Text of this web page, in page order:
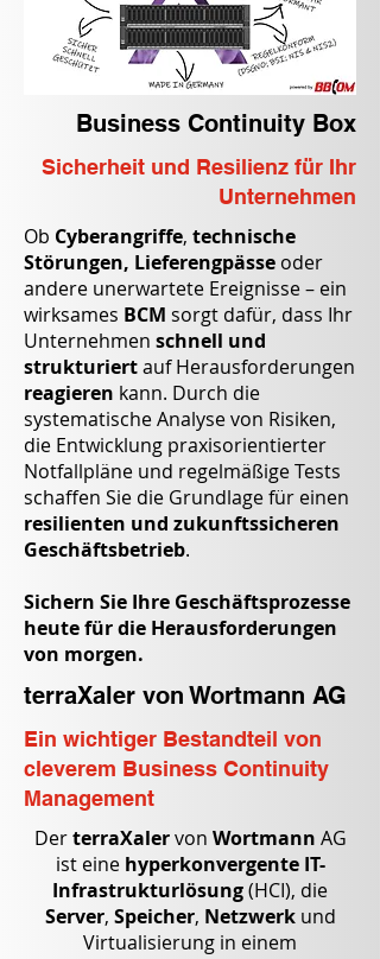
Business Continuity Box
Sicherheit und Resilienz für Ihr
Unternehmen
Ob Cyberangriffe, technische
Störungen, Lieferengpässe oder
andere unerwartete Ereignisse – ein
wirksames BCM sorgt dafür, dass Ihr
Unternehmen schnell und
strukturiertauf Herausforderungen
reagieren kann. Durch die
systematische Analyse von Risiken,
die Entwicklung praxisorientierter
Notfallpläne und regelmäßige Tests
schaffen Sie die Grundlage für einen
resilienten und zukunftssicheren
Geschäftsbetrieb.
Sichern Sie Ihre Geschäftsprozesse
heute für die Herausforderungen
von morgen.
terraXaler von Wortmann AG
Ein wichtiger Bestandteil von
cleverem Business Continuity
Management
DerterraXalervon Wortmann AG
ist eine hyperkonvergente IT-
Infrastrukturlösung(HCI), die
Server, Speicher, Netzwerk und
Virtualisierung in einem